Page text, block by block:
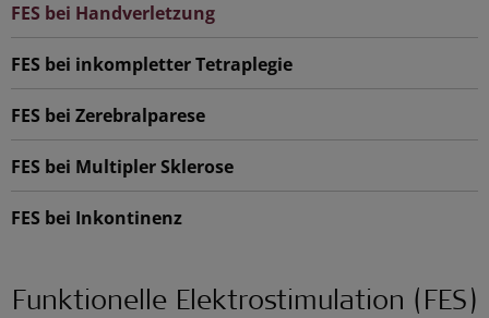
FES bei Handverletzung
FES bei inkompletter Tetraplegie
FES bei Zerebralparese
FES bei Multipler Sklerose
FES bei Inkontinenz
Funktionelle Elektrostimulation (FES)